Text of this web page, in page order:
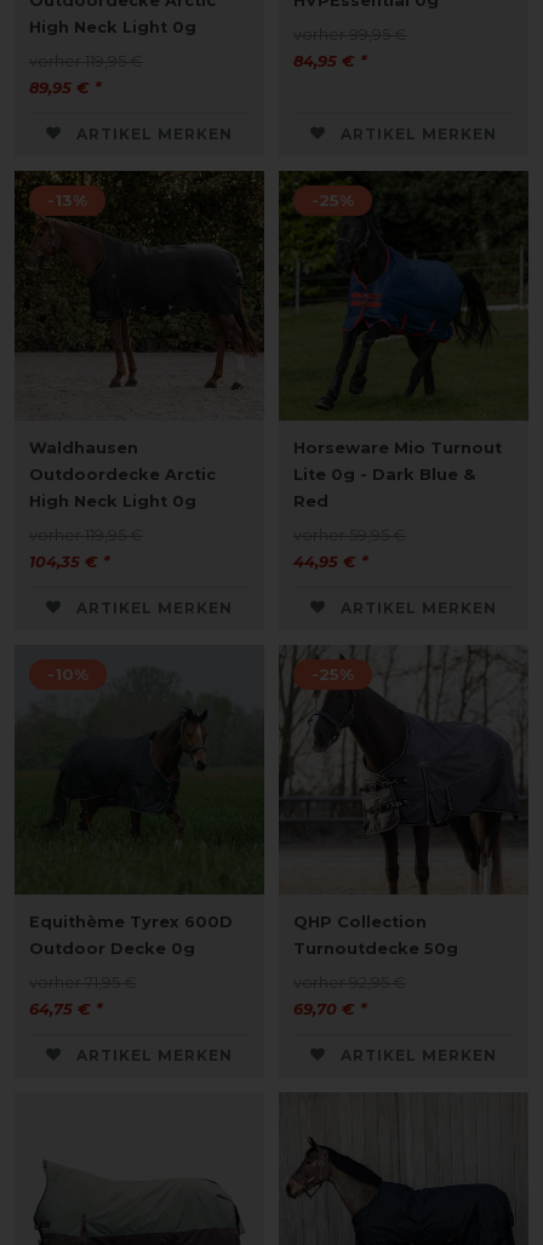
High Neck Light 0g
89,95 € *
ARTIKEL MERKEN
84,95 € *
ARTIKEL MERKEN
-13%
Waldhausen
Outdoordecke Arctic
High Neck Light 0g
104,35 € *
ARTIKEL MERKEN
-25%
Horseware Mio Turnout
Lite 0g - Dark Blue &
Red
44,95 € *
ARTIKEL MERKEN
-10%
Equithème Tyrex 600D
Outdoor Decke 0g
64,75 € *
ARTIKEL MERKEN
-25%
QHP Collection
Turnoutdecke 50g
69,70 € *
ARTIKEL MERKEN